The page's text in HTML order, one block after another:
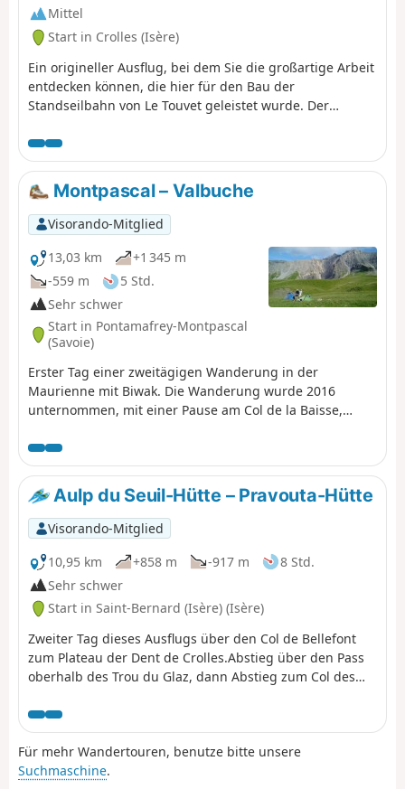
Mittel
Start in Crolles (Isère)
Ein origineller Ausflug, bei dem Sie die großartige Arbeit
entdecken können, die hier für den Bau der
Standseilbahn von Le Touvet geleistet wurde. Der
schonen, mit der Standseilbahn. (Achtung): Diese Route
ist derzeit gesperrt, siehe Erläuterungen hier
(Anmerkung eines Wanderers) vom 18. Juni 2023: kleiner
schwieriger Abschnitt: die Überquerung der Geröllhalde,
wo man sich mit zwei Seilen helfen muss, um den Weg
im Wald zu erreichen.
Montpascal – Valbuche
Visorando-Mitglied
13,03 km
+1 345 m
-559 m
5 Std.
Sehr schwer
Start in Pontamafrey-Montpascal
(Savoie)
Erster Tag einer zweitägigen Wanderung in der
Maurienne mit Biwak. Die Wanderung wurde 2016
unternommen, mit einer Pause am Col de la Baisse,
einer letzten am Chalet du Tovet. Anmerkung: Die
angezeigte Route stammt von meiner GPS-Uhr, die ich
nie angehalten habe, was die Schleifen an einigen
Stellen erklärt.
Aulp du Seuil-Hütte – Pravouta-Hütte
Visorando-Mitglied
10,95 km
+858 m -917 m
8 Std.
Sehr schwer
Start in Saint-Bernard (Isère) (Isère)
Zweiter Tag dieses Ausflugs über den Col de Bellefont
zum Plateau der Dent de Crolles.Abstieg über den Pass
oberhalb des Trou du Glaz, dann Abstieg zum Col des
Pravouta und zur gleichnamigen Hütte. ⚠️ 27.11.2025:
Wanderung aufgrund eines Steinschlags geändert. Der
Weg über den Trou du Glaz (5) ist nicht mehr begehbar.
Das Gebiet bleibt aufgrund der hohen Gefahr von
Für mehr Wandertouren, benutze bitte unsere
Suchmaschine.